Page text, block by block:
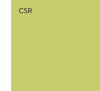
CSR